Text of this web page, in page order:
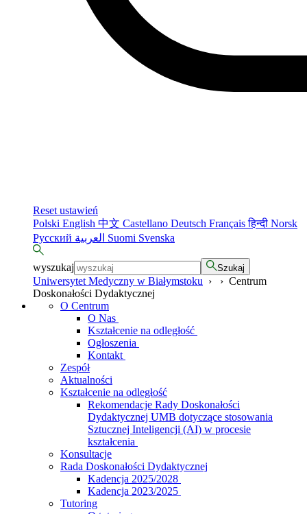
Reset ustawień
Polski English 中文 Castellano Deutsch Françaisहिन्दी Norsk
Русский
Suomi Svenska
wyszukaj Szukaj
Uniwersytet Medyczny w Białymstoku › › Centrum
Doskonałości Dydaktycznej
O Centrum
O Nas
Kształcenie na odległość
Ogłoszenia
Kontakt
Zespół
Aktualności
Kształcenie na odległość
Rekomendacje Rady Doskonałości
Dydaktycznej UMB dotyczące stosowania
Sztucznej Inteligencji (AI) w procesie
kształcenia
Konsultacje
Rada Doskonałości Dydaktycznej
Kadencja 2025/2028
Kadencja 2023/2025
Tutoring